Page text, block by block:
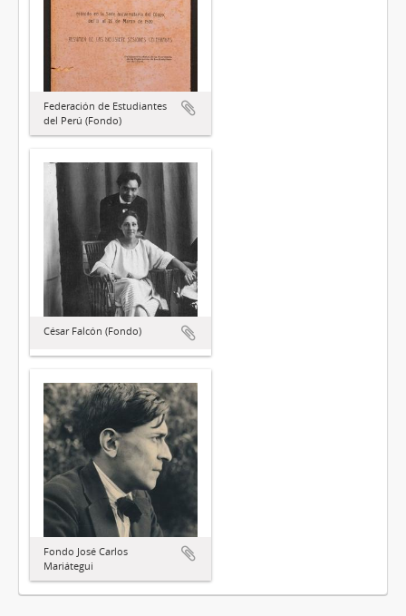
Federación de Estudiantes
del Perú (Fondo)
César Falcón (Fondo)
Fondo José Carlos
Mariátegui